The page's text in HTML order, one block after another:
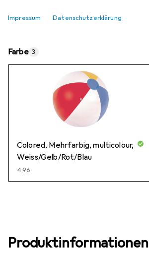
Impressum Datenschutzerklärung
Kostenloser Versand ab 30,– i
Farbe 3
Colored, Mehrfarbig, multicolour,
Weiss/Gelb/Rot/Blau
EUR
4,96
Produktinformationen